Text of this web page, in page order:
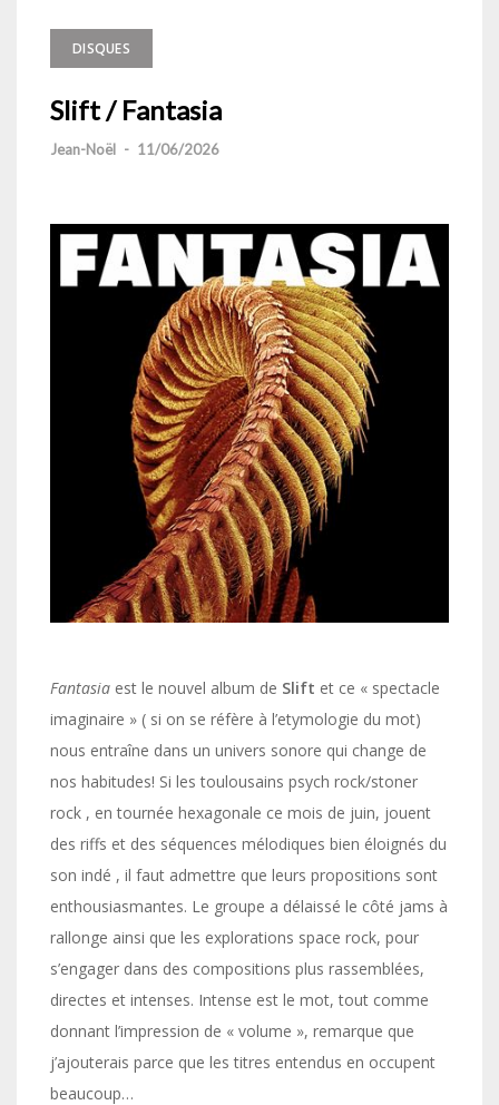
DISQUES
Slift / Fantasia
Jean-Noël - 11/06/2026
Fantasia est le nouvel album de Slift et ce « spectacle
imaginaire » ( si on se réfère à l’etymologie du mot)
nous entraîne dans un univers sonore qui change de
nos habitudes! Si les toulousains psych rock/stoner
rock , en tournée hexagonale ce mois de juin, jouent
des riffs et des séquences mélodiques bien éloignés du
son indé , il faut admettre que leurs propositions sont
enthousiasmantes. Le groupe a délaissé le côté jams à
rallonge ainsi que les explorations space rock, pour
s’engager dans des compositions plus rassemblées,
directes et intenses. Intense est le mot, tout comme
donnant l’impression de « volume », remarque que
j’ajouterais parce que les titres entendus en occupent
beaucoup…